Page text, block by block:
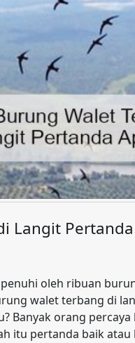
Langit
oleh ribuan
walet terbang di
Banyak orang
itu pertanda baik